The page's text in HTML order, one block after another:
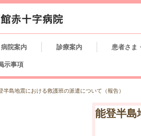
病院案内 診療案内 患者さま
示事項
半島地震における救護班の派遣について（報告）
能登半島